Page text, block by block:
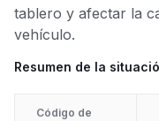
tablero y afectar la
vehículo.
Resumen de la
Código de